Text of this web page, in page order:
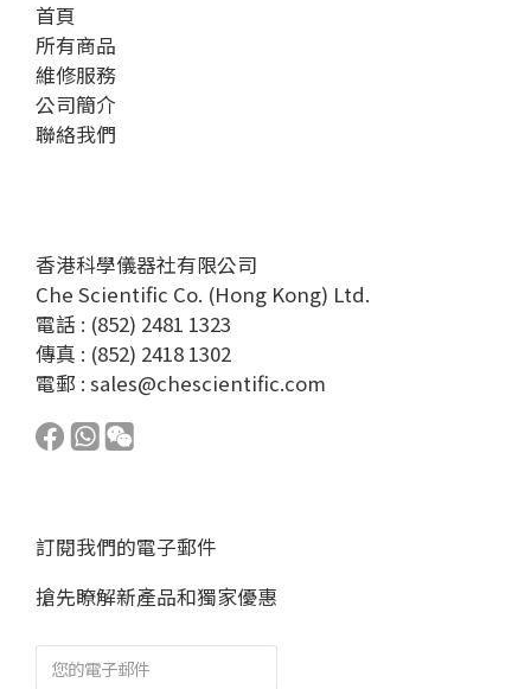
首頁
所有商品
維修服務
公司簡介
聯絡我們
香港科學儀器社有限公司
Che Scientific Co. (Hong Kong) Ltd.
電話 : (852) 2481 1323
傳真 : (852) 2418 1302
電郵 : sales@chescientific.com
訂閱我們的電子郵件
搶先瞭解新產品和獨家優惠